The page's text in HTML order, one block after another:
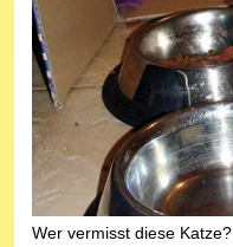
Wer vermisst diese Katze?